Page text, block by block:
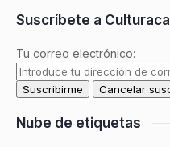
Suscríbete a Culturaca
Tu correo electrónico:
Nube de etiquetas